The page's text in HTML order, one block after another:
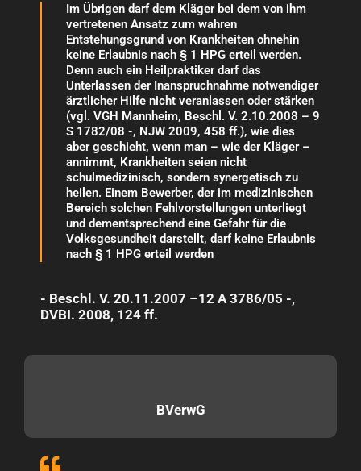
Im Übrigen darf dem Kläger bei dem von ihm
vertretenen Ansatz zum wahren
Entstehungsgrund von Krankheiten ohnehin
keine Erlaubnis nach § 1 HPG erteil werden.
Denn auch ein Heilpraktiker darf das
Unterlassen der Inanspruchnahme notwendiger
ärztlicher Hilfe nicht veranlassen oder stärken
(vgl. VGH Mannheim, Beschl. V. 2.10.2008 – 9
S 1782/08 -, NJW 2009, 458 ff.), wie dies
aber geschieht, wenn man – wie der Kläger –
annimmt, Krankheiten seien nicht
schulmedizinisch, sondern synergetisch zu
heilen. Einem Bewerber, der im medizinischen
Bereich solchen Fehlvorstellungen unterliegt
und dementsprechend eine Gefahr für die
Volksgesundheit darstellt, darf keine Erlaubnis
nach § 1 HPG erteil werden
- Beschl. V. 20.11.2007 –12 A 3786/05 -,
DVBI. 2008, 124 ff.
BVerwG